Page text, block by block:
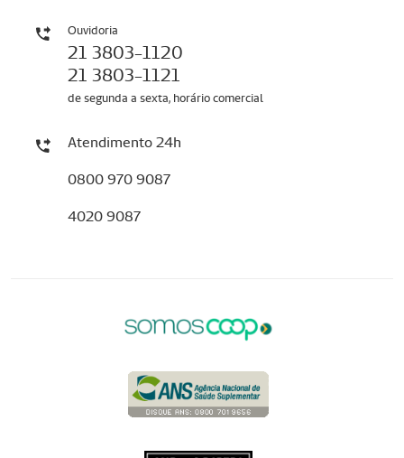
Ouvidoria
21 3803-1120
21 3803-1121
de segunda a sexta, horário comercial
Atendimento 24h
0800 970 9087
4020 9087